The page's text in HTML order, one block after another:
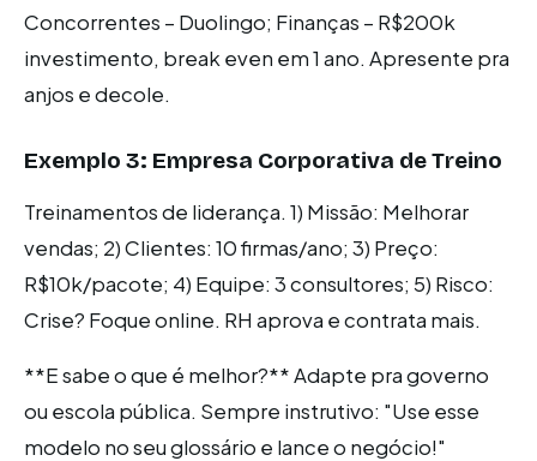
Concorrentes – Duolingo; Finanças – R$200k
investimento, break even em 1 ano. Apresente pra
anjos e decole.
Exemplo 3: Empresa Corporativa de Treino
Treinamentos de liderança. 1) Missão: Melhorar
vendas; 2) Clientes: 10 firmas/ano; 3) Preço:
R$10k/pacote; 4) Equipe: 3 consultores; 5) Risco:
Crise? Foque online. RH aprova e contrata mais.
**E sabe o que é melhor?** Adapte pra governo
ou escola pública. Sempre instrutivo: "Use esse
modelo no seu glossário e lance o negócio!"